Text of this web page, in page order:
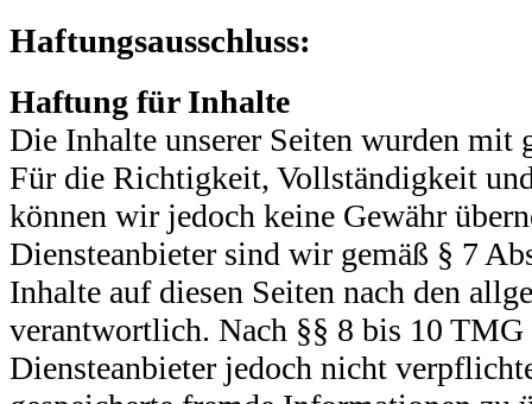
Haftungsausschluss:
Haftung für Inhalte
Die Inhalte unserer Seiten wurden mit
Für die Richtigkeit, Vollständigkeit
können wir jedoch keine Gewähr
Diensteanbieter sind wir gemäß § 7
Inhalte auf diesen Seiten nach den
verantwortlich. Nach §§ 8 bis 10
Diensteanbieter jedoch nicht